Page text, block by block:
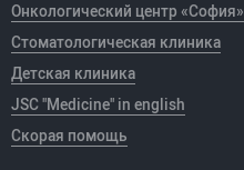
Онкологический центр «София»
Стоматологическая клиника
Детская клиника
JSC "Medicine" in english
Скорая помощь